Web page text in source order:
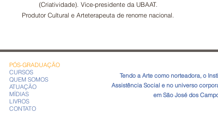
(Criatividade). Vice-presidente da UBAAT.
Produtor Cultural e Arteterapeuta de renome nacional.
PÓS-GRADUAÇÃO
CURSOS
QUEM SOMOS
ATUAÇÃO
MÍDIAS
LIVROS
CONTATO
​Tendo a Arte como norteadora, o
Assistência Social e no universo
em São José dos